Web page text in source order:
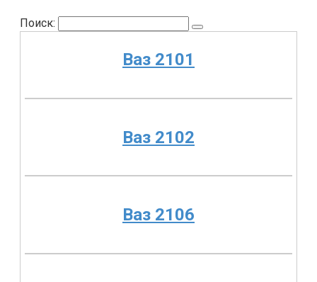
Поиск:
Ваз 2101
Ваз 2102
Ваз 2106